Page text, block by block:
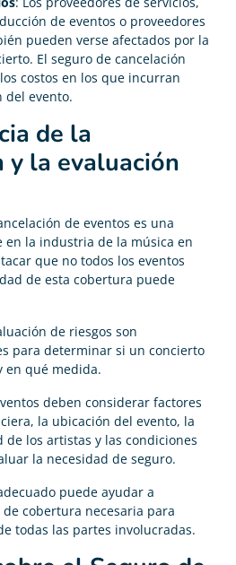
de eventos o proveedores
pueden verse afectados por la
El seguro de cancelación
costos en los que incurran
del evento.
de la
y la evaluación
de eventos es una
la industria de la música en
que no todos los eventos
de esta cobertura puede
de riesgos son
para determinar si un concierto
en qué medida.
deben considerar factores
la ubicación del evento, la
los artistas y las condiciones
la necesidad de seguro.
puede ayudar a
cobertura necesaria para
todas las partes involucradas.